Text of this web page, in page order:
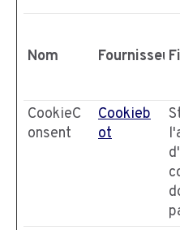
Nom Fournisseur
CookieC
onsent
Cookieb
ot